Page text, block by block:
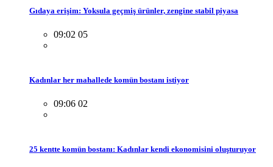
Gıdaya erişim: Yoksula geçmiş ürünler, zengine stabil piyasa
09:02 05
Kadınlar her mahallede komün bostanı istiyor
09:06 02
25 kentte komün bostanı: Kadınlar kendi ekonomisini oluşturuyor